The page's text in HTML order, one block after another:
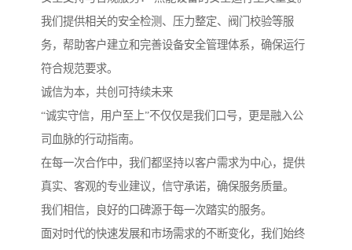
我们提供相关的安全检测、压力整定、阀门校验等服
务，帮助客户建立和完善设备安全管理体系，确保运行
符合规范要求。
诚信为本，共创可持续未来
“诚实守信，用户至上”不仅仅是我们口号，更是融入公
司血脉的行动指南。
在每一次合作中，我们都坚持以客户需求为中心，提供
真实、客观的专业建议，信守承诺，确保服务质量。
我们相信，良好的口碑源于每一次踏实的服务。
面对时代的快速发展和市场需求的不断变化，我们始终